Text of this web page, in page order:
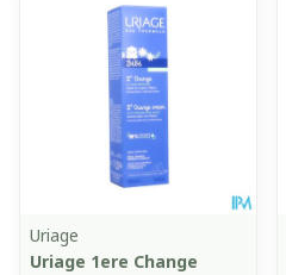
Uriage
Uriage 1ere Change